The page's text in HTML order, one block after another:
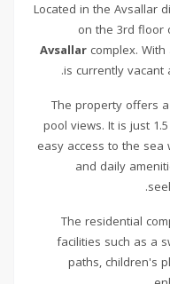
Located in the Avsallar
on the 3rd floor
Avsallar complex.
is currently vacant
The property offers
pool views. It is just
easy access to the sea
and daily
The residential
facilities such as a
paths, children's